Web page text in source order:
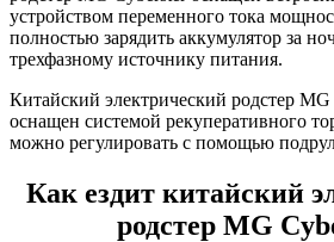
устройством переменного тока
полностью зарядить аккумулятор за
трехфазному источнику питания.
Китайский электрический родстер
оснащен системой рекуперативного
можно регулировать с помощью
Как ездит китайский
родстер MG